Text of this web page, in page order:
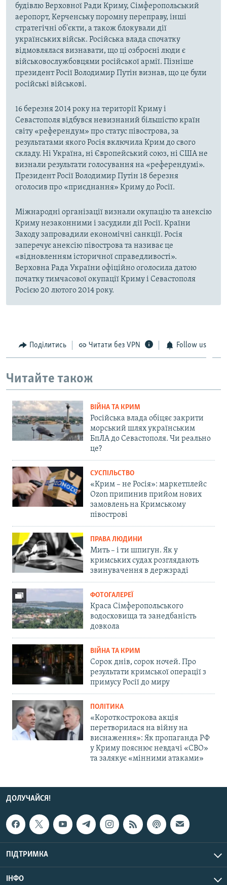
будівлю Верховної Ради Криму, Сімферопольський
аеропорт, Керченську поромну переправу, інші
стратегічні об'єкти, а також блокували дії
українських військ. Російська влада спочатку
відмовлялася визнавати, що ці озброєні люди є
військовослужбовцями російської армії. Пізніше
президент Росії Володимир Путін визнав, що це були
російські військові.
16 березня 2014 року на території Криму і
Севастополя відбувся невизнаний більшістю країн
світу «референдум» про статус півострова, за
результатами якого Росія включила Крим до свого
складу. Ні Україна, ні Європейський союз, ні США не
визнали результати голосування на «референдумі».
Президент Росії Володимир Путін 18 березня
оголосив про «приєднання» Криму до Росії.
Міжнародні організації визнали окупацію та анексію
Криму незаконними і засудили дії Росії. Країни
Заходу запровадили економічні санкції. Росія
заперечує анексію півострова та називає це
«відновленням історичної справедливості».
Верховна Рада України офіційно оголосила датою
початку тимчасової окупації Криму і Севастополя
Росією 20 лютого 2014 року.
Поділитись Читати без VPN Follow us
Читайте також
ВІЙНА ТА КРИМ
Російська влада обіцяє закрити
морський шлях українським
БпЛА до Севастополя. Чи реально
це?
СУСПІЛЬСТВО
«Крим – не Росія»: маркетплейс
Ozon припинив прийом нових
замовлень на Кримському
півострові
ПРАВА ЛЮДИНИ
Мить – і ти шпигун. Як у
кримських судах розглядають
звинувачення в держзраді
ФОТОГАЛЕРЕЇ
Краса Сімферопольського
водосховища та занедбаність
довкола
ВІЙНА ТА КРИМ
Сорок днів, сорок ночей. Про
результати кримської операції з
примусу Росії до миру
ПОЛІТИКА
«Короткострокова акція
перетворилася на війну на
виснаження»: Як пропаганда РФ
у Криму пояснює невдачі «СВО»
та залякує «мінними атаками»
ДОЛУЧАЙСЯ!
ПІДТРИМКА
ІНФО